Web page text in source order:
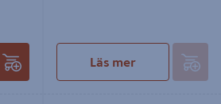
Läs mer